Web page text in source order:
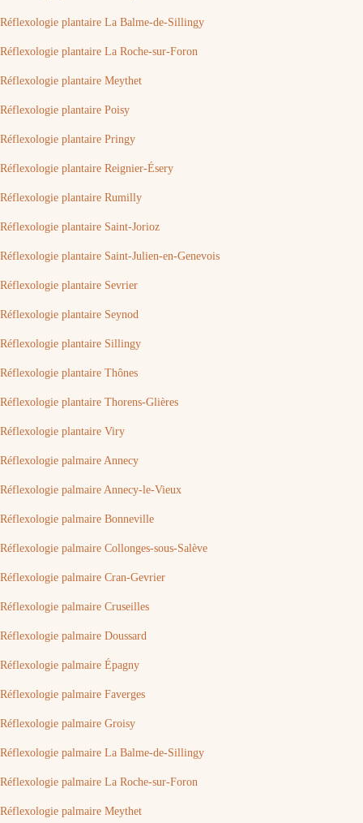
Réflexologie plantaire La Balme-de-Sillingy
Réflexologie plantaire La Roche-sur-Foron
Réflexologie plantaire Meythet
Réflexologie plantaire Poisy
Réflexologie plantaire Pringy
Réflexologie plantaire Reignier-Ésery
Réflexologie plantaire Rumilly
Réflexologie plantaire Saint-Jorioz
Réflexologie plantaire Saint-Julien-en-Genevois
Réflexologie plantaire Sevrier
Réflexologie plantaire Seynod
Réflexologie plantaire Sillingy
Réflexologie plantaire Thônes
Réflexologie plantaire Thorens-Glières
Réflexologie plantaire Viry
Réflexologie palmaire Annecy
Réflexologie palmaire Annecy-le-Vieux
Réflexologie palmaire Bonneville
Réflexologie palmaire Collonges-sous-Salève
Réflexologie palmaire Cran-Gevrier
Réflexologie palmaire Cruseilles
Réflexologie palmaire Doussard
Réflexologie palmaire Épagny
Réflexologie palmaire Faverges
Réflexologie palmaire Groisy
Réflexologie palmaire La Balme-de-Sillingy
Réflexologie palmaire La Roche-sur-Foron
Réflexologie palmaire Meythet